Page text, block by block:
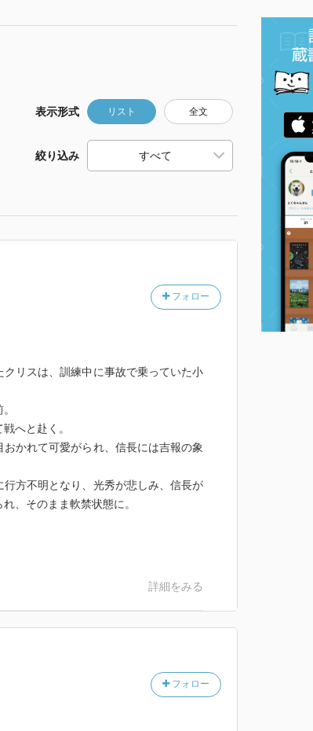
表示形式 リスト 全文
絞り込み
フォロー
リスは、訓練中に事故で乗っていた小
へと赴く。
かれて可愛がられ、信長には吉報の象
方不明となり、光秀が悲しみ、信長が
、そのまま軟禁状態に。
詳細をみる
フォロー